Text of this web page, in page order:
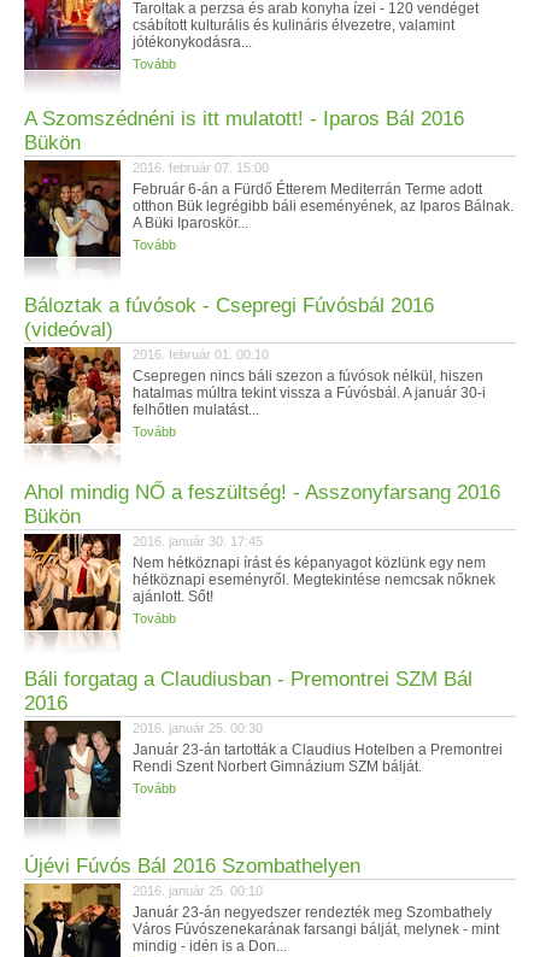
Taroltak a perzsa és arab konyha ízei - 120 vendéget
csábított kulturális és kulináris élvezetre, valamint
jótékonykodásra...
Tovább
A Szomszédnéni is itt mulatott! - Iparos Bál 2016
Bükön
2016. február 07. 15:00
Február 6-án a Fürdő Étterem Mediterrán Terme adott
otthon Bük legrégibb báli eseményének, az Iparos Bálnak.
A Büki Iparoskör...
Tovább
Báloztak a fúvósok - Csepregi Fúvósbál 2016
(videóval)
2016. február 01. 00:10
Csepregen nincs báli szezon a fúvósok nélkül, hiszen
hatalmas múltra tekint vissza a Fúvósbál. A január 30-i
felhőtlen mulatást...
Tovább
Ahol mindig NŐ a feszültség! - Asszonyfarsang 2016
Bükön
2016. január 30. 17:45
Nem hétköznapi írást és képanyagot közlünk egy nem
hétköznapi eseményről. Megtekintése nemcsak nőknek
ajánlott. Sőt!
Tovább
Báli forgatag a Claudiusban - Premontrei SZM Bál
2016
2016. január 25. 00:30
Január 23-án tartották a Claudius Hotelben a Premontrei
Rendi Szent Norbert Gimnázium SZM bálját.
Tovább
Újévi Fúvós Bál 2016 Szombathelyen
2016. január 25. 00:10
Január 23-án negyedszer rendezték meg Szombathely
Város Fúvószenekarának farsangi bálját, melynek - mint
mindig - idén is a Don...